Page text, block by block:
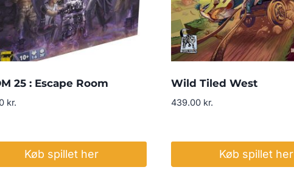
25 : Escape Room
kr.
Køb spillet her
Wild Tiled West
439.00 kr.
Køb spillet her